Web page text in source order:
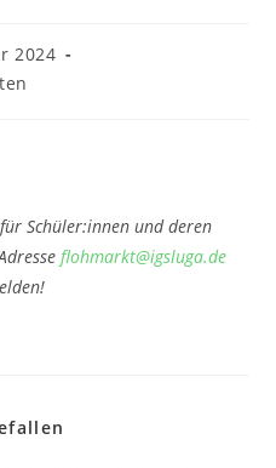
2024
Schüler:innen und deren
flohmarkt@igsluga.de